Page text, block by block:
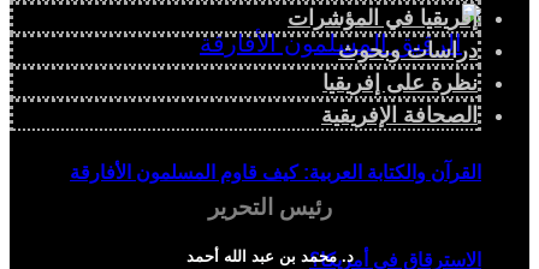
القرآن والكتابة العربية: كيف قاوم المسلمون الأفارقة
الاسترقاق في أمريكا؟
إفريقيا في المؤشرات
دراسات وبحوث
نظرة على إفريقيا
الصحافة الإفريقية
رئيس التحرير
د. محمد بن عبد الله أحمد